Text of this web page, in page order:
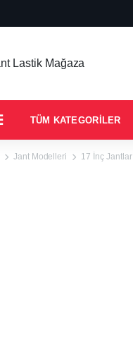
TÜM KATEGORILER
Jant Modelleri 17 İnç Jantlar